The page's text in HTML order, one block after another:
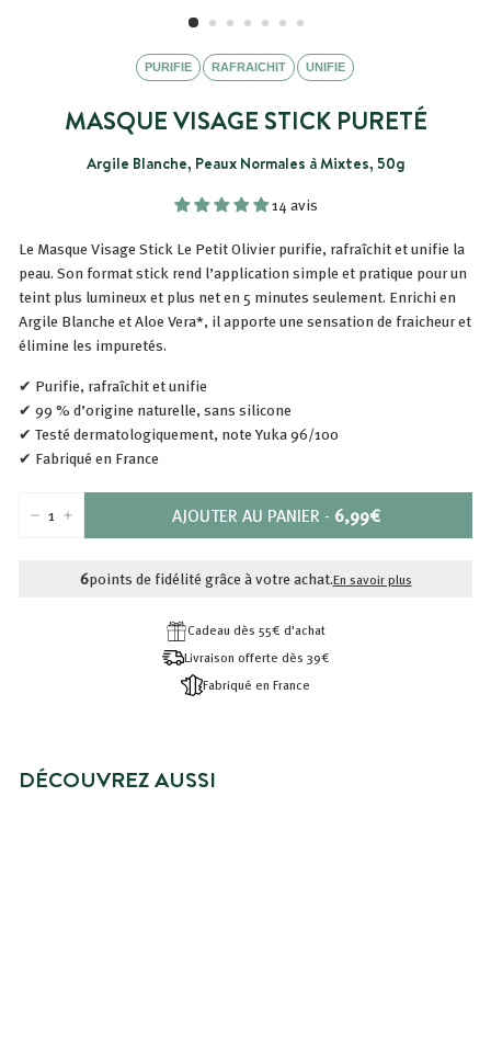
PURIFIE RAFRAICHIT UNIFIE
MASQUE VISAGE STICK PURETÉ
Argile Blanche, Peaux Normales à Mixtes, 50g
14 avis
Le Masque Visage Stick Le Petit Olivier purifie, rafraîchit et unifie la
peau. Son format stick rend l’application simple et pratique pour un
teint plus lumineux et plus net en 5 minutes seulement. Enrichi en
Argile Blanche et Aloe Vera*, il apporte une sensation de fraicheur et
élimine les impuretés.
✔ Purifie, rafraîchit et unifie
✔ 99 % d’origine naturelle, sans silicone
✔ Testé dermatologiquement, note Yuka 96/100
✔ Fabriqué en France
+ AJOUTER AU PANIER - PRIX
6,99€
6,99€
6points de fidélité grâce à votre achat.En savoir plus
Cadeau dès 55€ d'achat
Livraison offerte dès 39€
Fabriqué en France
DÉCOUVREZ AUSSI